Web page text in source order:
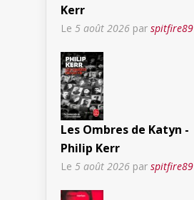
Kerr
Le 5 août 2026 par spitfire89
Les Ombres de Katyn -
Philip Kerr
Le 5 août 2026 par spitfire89